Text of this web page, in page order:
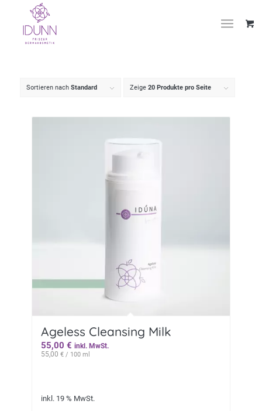
Sortieren nach Standard Zeige 20 Produkte pro Seite
Ageless Cleansing Milk
55,00 € inkl. MwSt.
55,00 €/ 100 ml
inkl. 19 % MwSt.